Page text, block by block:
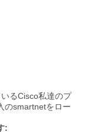
るCisco私達のプ
のsmartnetをロー
: